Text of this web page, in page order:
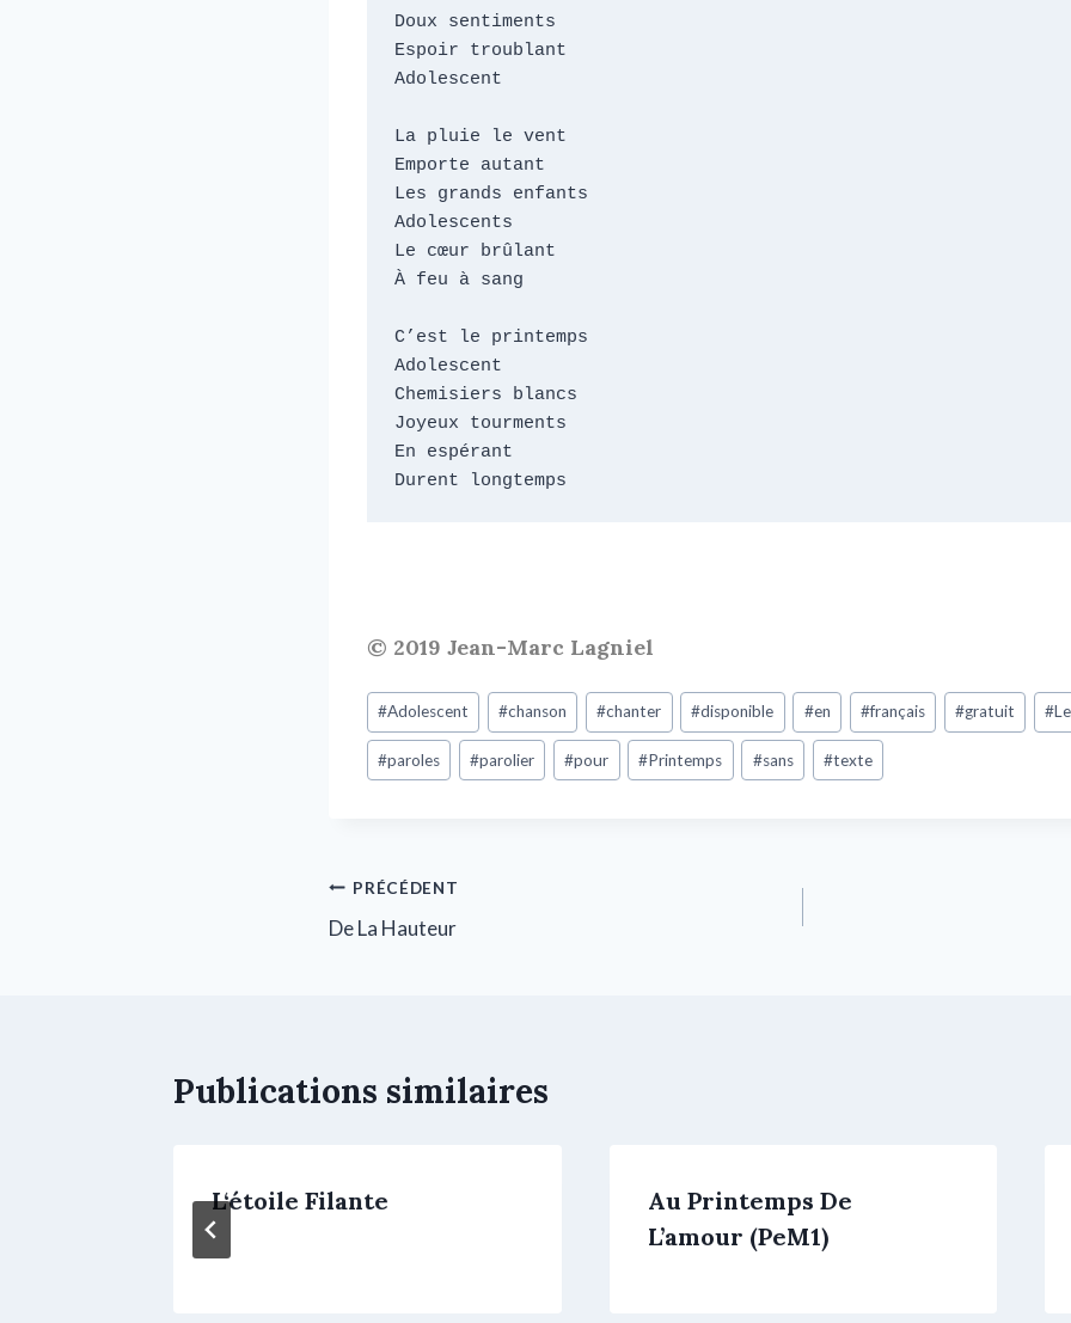
Doux sentiments
Espoir troublant
Adolescent
La pluie le vent
Emporte autant
Les grands enfants
Adolescents
Le cœur brûlant
À feu à sang
C’est le printemps
Adolescent
Chemisiers blancs
Joyeux tourments
En espérant
Durent longtemps
© 2019 Jean-Marc Lagniel
#Adolescent #chanson #chanter #disponible #en #français #gratuit #Le
#paroles #parolier #pour #Printemps #sans #texte
PRÉCÉDENT
De La Hauteur
Publications similaires
L‘étoile Filante
Au Printemps De
L’amour (PeM1)